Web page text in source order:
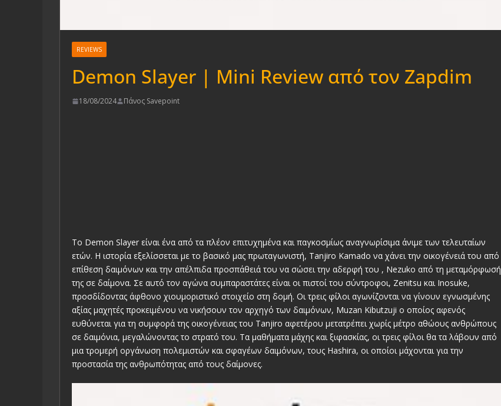
REVIEWS
Demon Slayer | Mini Review από τον Zapdim
18/08/2024 Πάνος Savepoint
Το Demon Slayer είναι ένα από τα πλέον επιτυχημένα και παγκοσμίως αναγνωρίσιμα άνιμε των τελευταίων
ετών. Η ιστορία εξελίσσεται με το βασικό μας πρωταγωνιστή, Tanjiro Kamado να χάνει την οικογένειά του από
επίθεση δαιμόνων και την απέλπιδα προσπάθειά του να σώσει την αδερφή του , Nezuko από τη μεταμόρφωσή
της σε δαίμονα. Σε αυτό τον αγώνα συμπαραστάτες είναι οι πιστοί του σύντροφοι, Zenitsu και Inosuke,
προσδίδοντας άφθονο χιουμοριστικό στοιχείο στη δομή. Οι τρεις φίλοι αγωνίζονται να γίνουν εγνωσμένης
αξίας μαχητές προκειμένου να νικήσουν τον αρχηγό των δαιμόνων, Muzan Kibutzuji ο οποίος αφενός
ευθύνεται για τη συμφορά της οικογένειας του Tanjiro αφετέρου μετατρέπει χωρίς μέτρο αθώους ανθρώπους
σε δαιμόνια, μεγαλώνοντας το στρατό του. Τα μαθήματα μάχης και ξιφασκίας, οι τρεις φίλοι θα τα λάβουν από
μια τρομερή οργάνωση πολεμιστών και σφαγέων δαιμόνων, τους Hashira, οι οποίοι μάχονται για την
προστασία της ανθρωπότητας από τους δαίμονες.